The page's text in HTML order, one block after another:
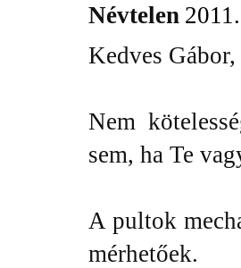
Névtelen
Kedves Gábor,
Nem
sem, ha Te
A pultok
mérhetőek.